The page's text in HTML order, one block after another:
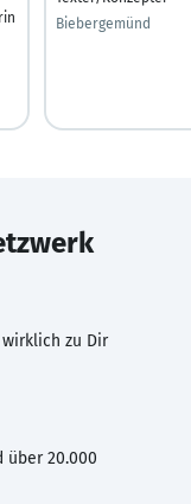
Biebergemünd
wirklich zu Dir
über 20.000